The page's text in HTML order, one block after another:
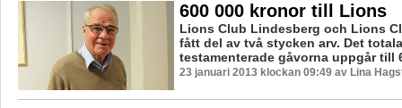
600 000 kronor till Lions
Lions Club Lindesberg och Lions
fått del av två stycken arv. Det
testamenterade gåvorna uppgår till
23 januari 2013 klockan 09:49 av Lina